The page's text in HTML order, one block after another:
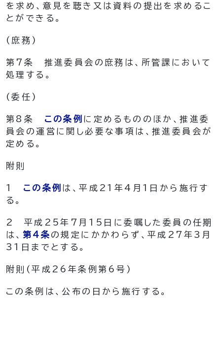
を求め、意見を聴き又は資料の提出を求めるこ
とができる。
(庶務)
第7条
推進委員会の庶務は、所管課において
処理する。
(委任)
第8条 この条例 に定めるもののほか、推進委
員会の運営に関し必要な事項は、推進委員会が
定める。
附 則
1 この条例 は、平成21年4月1日から施行す
る。
2
平成25年7月15日に委嘱した委員の任期
は、 第4条 の規定にかかわらず、平成27年3月
31日までとする。
附 則 (平成26年条例第6号)
この条例は、公布の日から施行する。